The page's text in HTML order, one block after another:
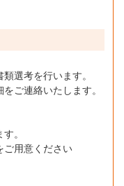
選考を行います。
ご連絡いたします。
。
ご用意ください